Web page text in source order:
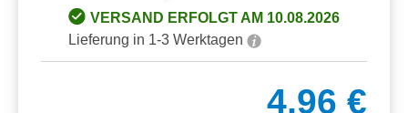
VERSAND ERFOLGT AM 10.08.2026
Lieferung in 1-3 Werktagen
4,96 €